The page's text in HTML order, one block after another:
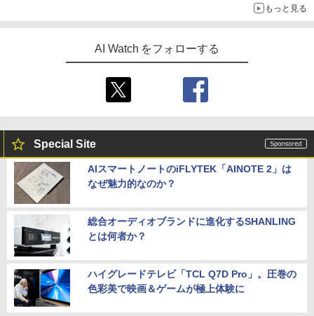
もっと見る
AI Watch をフォローする
Special Site
AIスマートノートのiFLYTEK「AINOTE 2」は
なぜ魅力的なのか？
総合オーディオブランドに進化するSHANLING
とは何者か？
ハイグレードテレビ「TCL Q7D Pro」。圧巻の
色彩美で映画＆ゲームが極上体験に